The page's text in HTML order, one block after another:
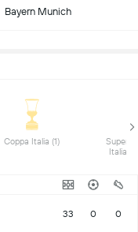
Bayern Munich
33 0 0